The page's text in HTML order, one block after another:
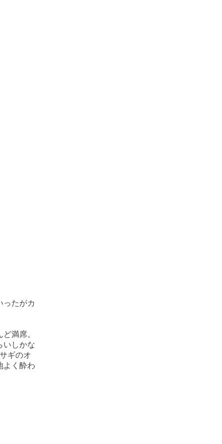
ったがカ
満席。
いしかな
ギのオ
よく酔わ